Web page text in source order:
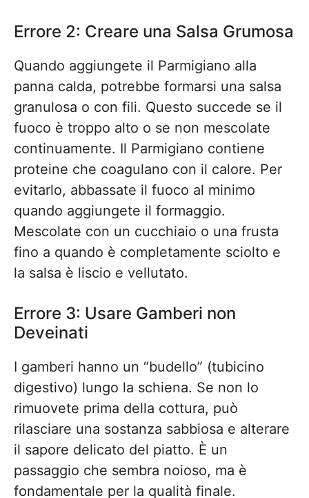
Errore 2: Creare una Salsa Grumosa
Quando aggiungete il Parmigiano alla
panna calda, potrebbe formarsi una salsa
granulosa o con fili. Questo succede se il
fuoco è troppo alto o se non mescolate
continuamente. Il Parmigiano contiene
proteine che coagulano con il calore. Per
evitarlo, abbassate il fuoco al minimo
quando aggiungete il formaggio.
Mescolate con un cucchiaio o una frusta
fino a quando è completamente sciolto e
la salsa è liscio e vellutato.
Errore 3: Usare Gamberi non
Deveinati
I gamberi hanno un “budello” (tubicino
digestivo) lungo la schiena. Se non lo
rimuovete prima della cottura, può
rilasciare una sostanza sabbiosa e alterare
il sapore delicato del piatto. È un
passaggio che sembra noioso, ma è
fondamentale per la qualità finale.